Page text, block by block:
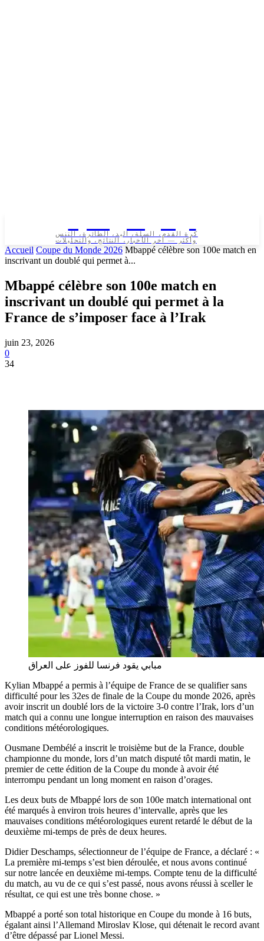
كرة القدم، السلة، اليد، الطائرة، التنس
وأكثر — آخر الأخبار، النتائج، والتحليلات
Accueil Coupe du Monde 2026 Mbappé célèbre son 100e match en
inscrivant un doublé qui permet à...
Mbappé célèbre son 100e match en
inscrivant un doublé qui permet à la
France de s’imposer face à l’Irak
juin 23, 2026
0
34
مبابي يقود فرنسا للفوز على العراق
Kylian Mbappé a permis à l’équipe de France de se qualifier sans
difficulté pour les 32es de finale de la Coupe du monde 2026, après
avoir inscrit un doublé lors de la victoire 3-0 contre l’Irak, lors d’un
match qui a connu une longue interruption en raison des mauvaises
conditions météorologiques.
Ousmane Dembélé a inscrit le troisième but de la France, double
championne du monde, lors d’un match disputé tôt mardi matin, le
premier de cette édition de la Coupe du monde à avoir été
interrompu pendant un long moment en raison d’orages.
Les deux buts de Mbappé lors de son 100e match international ont
été marqués à environ trois heures d’intervalle, après que les
mauvaises conditions météorologiques eurent retardé le début de la
deuxième mi-temps de près de deux heures.
Didier Deschamps, sélectionneur de l’équipe de France, a déclaré : «
La première mi-temps s’est bien déroulée, et nous avons continué
sur notre lancée en deuxième mi-temps. Compte tenu de la difficulté
du match, au vu de ce qui s’est passé, nous avons réussi à sceller le
résultat, ce qui est une très bonne chose. »
Mbappé a porté son total historique en Coupe du monde à 16 buts,
égalant ainsi l’Allemand Miroslav Klose, qui détenait le record avant
d’être dépassé par Lionel Messi.